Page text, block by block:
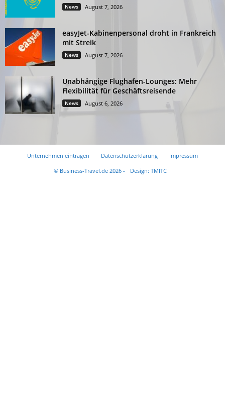
News August 7, 2026
easyJet-Kabinenpersonal droht in Frankreich
mit Streik
News August 7, 2026
Unabhängige Flughafen-Lounges: Mehr
Flexibilität für Geschäftsreisende
News August 6, 2026
Unternehmen eintragen Datenschutzerklärung
Impressum
© Business-Travel.de 2026 -
Design: TMITC